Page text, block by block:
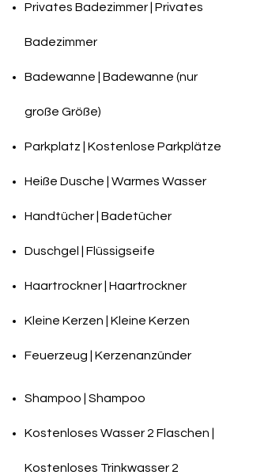
Privates Badezimmer | Privates
Badezimmer
Badewanne | Badewanne (nur
große Größe)
Parkplatz | Kostenlose Parkplätze
Heiße Dusche | Warmes Wasser
Handtücher | Badetücher
Duschgel | Flüssigseife
Haartrockner | Haartrockner
Kleine Kerzen | Kleine Kerzen
Feuerzeug | Kerzenanzünder
Shampoo | Shampoo
Kostenloses Wasser 2 Flaschen |
Kostenloses Trinkwasser 2